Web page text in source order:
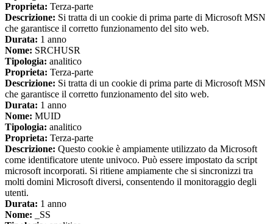
Proprieta: Terza-parte
Descrizione: Si tratta di un cookie di prima parte di Microsoft MSN
che garantisce il corretto funzionamento del sito web.
Durata: 1 anno
Nome: SRCHUSR
Tipologia: analitico
Proprieta: Terza-parte
Descrizione: Si tratta di un cookie di prima parte di Microsoft MSN
che garantisce il corretto funzionamento del sito web.
Durata: 1 anno
Nome: MUID
Tipologia: analitico
Proprieta: Terza-parte
Descrizione: Questo cookie è ampiamente utilizzato da Microsoft
come identificatore utente univoco. Può essere impostato da script
microsoft incorporati. Si ritiene ampiamente che si sincronizzi tra
molti domini Microsoft diversi, consentendo il monitoraggio degli
utenti.
Durata: 1 anno
Nome: _SS